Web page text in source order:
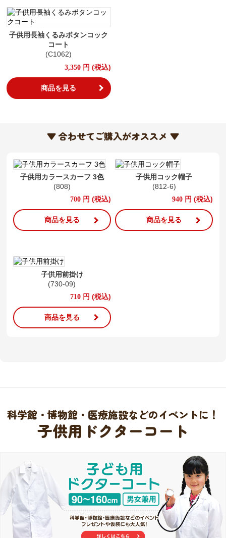
子供用長袖くるみボタンコック
コート
(C1062)
3,350 円 (税込)
商品を見る
▼ 合わせてご購入がオススメ ▼
子供用カラースカーフ 3色
(808)
700 円 (税込)
商品を見る
子供用コック帽子
(812-6)
940 円 (税込)
商品を見る
子供用前掛け
(730-09)
710 円 (税込)
商品を見る
科学館・博物館・医療施設などのイベントに！
子供用ドクターコート